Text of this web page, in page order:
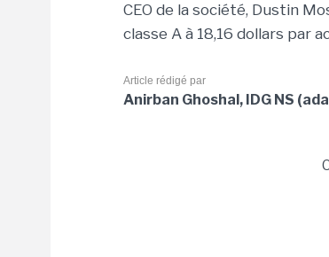
CEO de la société, Dustin
classe A à 18,16 dollars par
Article rédigé par
Anirban Ghoshal, IDG NS